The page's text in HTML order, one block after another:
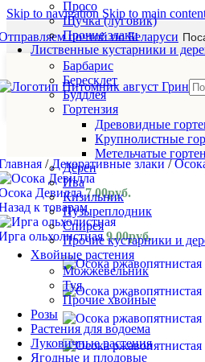
Skip to navigation Skip to main
почтой по Беларуси
Просо
Щучка (луговик)
Прочие злаки
Лиственные кустарники и
Барбарис
Бересклет
Буддлея
Гортензия
Древовидные
Крупнолистные
Метельчатые
Дёрен
Ива
Кизильник
Пузыреплодник
Спирея
Прочие кустарники и
Хвойные растения
Можжевельник
Туя
Прочие хвойные
Розы
Растения для водоема
Луковичные растения
Ягодные и плодовые
/ Декоративные злаки/
Девилла7.00руб.
к товарам
ольхолистная9.00руб.